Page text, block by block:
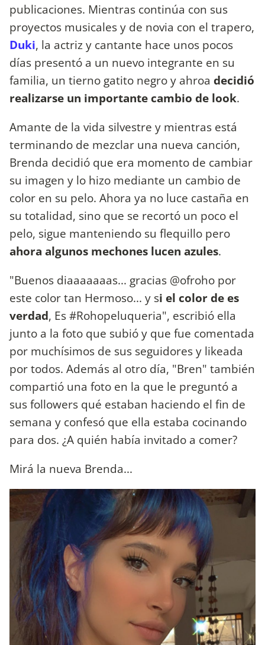
publicaciones. Mientras continúa con sus
proyectos musicales y de novia con el trapero,
Duki, la actriz y cantante hace unos pocos
días presentó a un nuevo integrante en su
familia, un tierno gatito negro y ahroa decidió
realizarse un importante cambio de look.
Amante de la vida silvestre y mientras está
terminando de mezclar una nueva canción,
Brenda decidió que era momento de cambiar
su imagen y lo hizo mediante un cambio de
color en su pelo. Ahora ya no luce castaña en
su totalidad, sino que se recortó un poco el
pelo, sigue manteniendo su flequillo pero
ahora algunos mechones lucen azules.
"Buenos diaaaaaaas... gracias @ofroho por
este color tan Hermoso... y si el color de es
verdad, Es #Rohopeluqueria", escribió ella
junto a la foto que subió y que fue comentada
por muchísimos de sus seguidores y likeada
por todos. Además al otro día, "Bren" también
compartió una foto en la que le preguntó a
sus followers qué estaban haciendo el fin de
semana y confesó que ella estaba cocinando
para dos. ¿A quién había invitado a comer?
Mirá la nueva Brenda...